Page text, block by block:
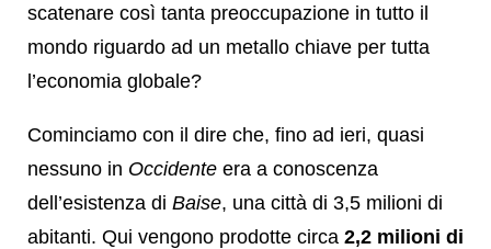
scatenare così tanta preoccupazione in tutto il
mondo riguardo ad un metallo chiave per tutta
l’economia globale?
Cominciamo con il dire che, fino ad ieri, quasi
nessuno in Occidente era a conoscenza
dell’esistenza di Baise, una città di 3,5 milioni di
abitanti. Qui vengono prodotte circa 2,2 milioni di